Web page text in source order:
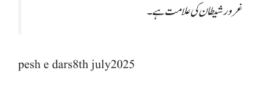
غرور شیطان کی علامت ہے۔
pesh e dars8th july2025